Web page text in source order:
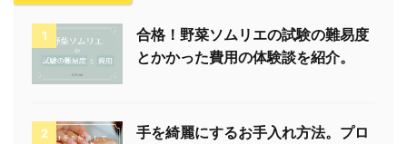
1
合格！野菜ソムリエの試験の難易度
とかかった費用の体験談を紹介。
2
手を綺麗にするお手入れ方法。プロ